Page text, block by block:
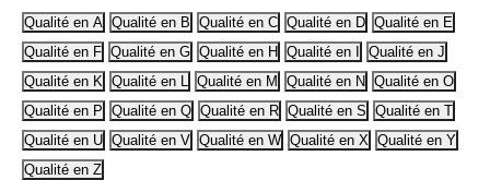
Qualité en A Qualité en B Qualité en C Qualité en D Qualité en E
Qualité en F Qualité en G Qualité en H Qualité en I
Qualité en J
Qualité en K Qualité en L Qualité en M Qualité en N Qualité en O
Qualité en P Qualité en Q Qualité en R Qualité en S Qualité en T
Qualité en U Qualité en V Qualité en W Qualité en X Qualité en Y
Qualité en Z